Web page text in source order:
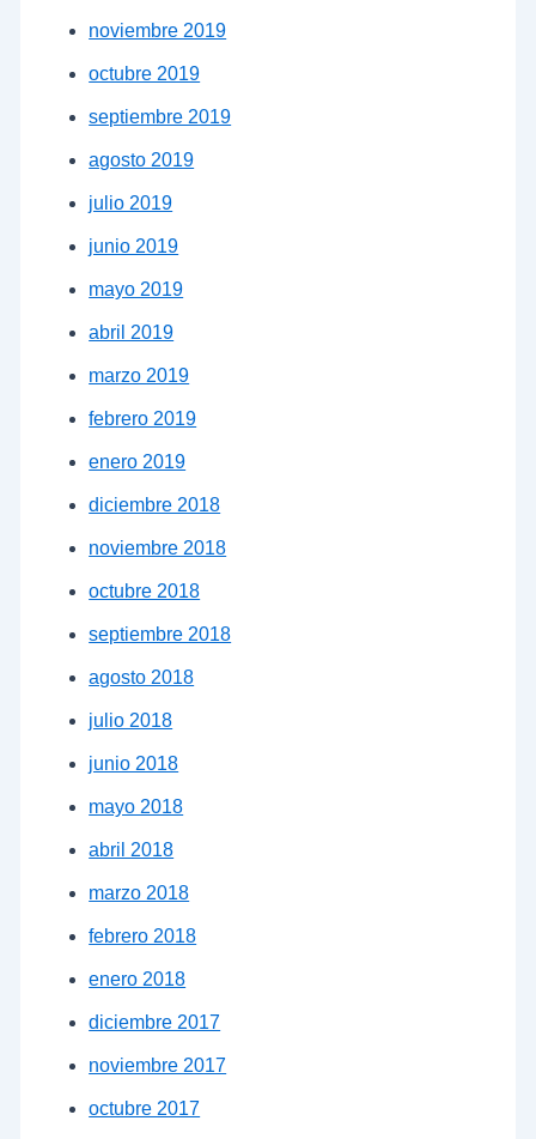
noviembre 2019
octubre 2019
septiembre 2019
agosto 2019
julio 2019
junio 2019
mayo 2019
abril 2019
marzo 2019
febrero 2019
enero 2019
diciembre 2018
noviembre 2018
octubre 2018
septiembre 2018
agosto 2018
julio 2018
junio 2018
mayo 2018
abril 2018
marzo 2018
febrero 2018
enero 2018
diciembre 2017
noviembre 2017
octubre 2017